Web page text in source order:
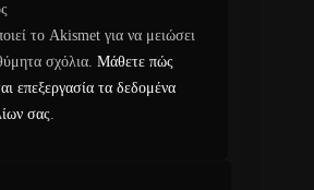
το Akismet για να μειώσει
σχόλια. Μάθετε πώς
επεξεργασία τα δεδομένα
σας.